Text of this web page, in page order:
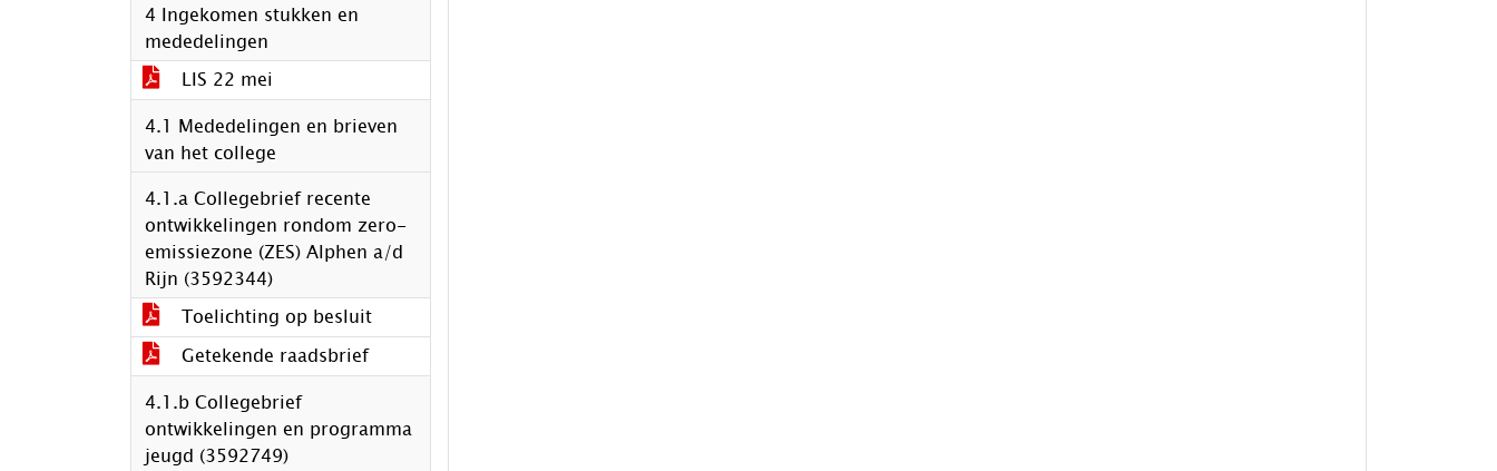
4 Ingekomen stukken en
mededelingen
LIS 22 mei
4.1 Mededelingen en brieven
van het college
4.1.a Collegebrief recente
ontwikkelingen rondom zero-
emissiezone (ZES) Alphen a/d
Rijn (3592344)
Toelichting op besluit
Getekende raadsbrief
4.1.b Collegebrief
ontwikkelingen en programma
jeugd (3592749)